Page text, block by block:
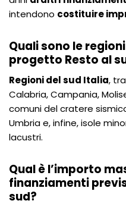
intendono costituire
Quali sono le
progetto Resto al
Regioni del sud Italia,
Calabria, Campania,
comuni del cratere
Umbria e, infine, isole
lacustri.
Qual è l’importo
finanziamenti
sud?